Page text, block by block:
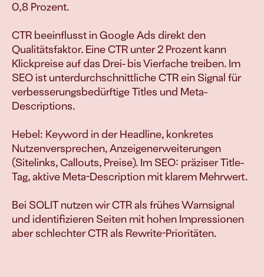
generieren
E-Commerce
Mehr Produkt
Join
Experts
0,8 Prozent.
CTR beeinflusst in Google Ads direkt den
Qualitätsfaktor. Eine CTR unter 2 Prozent kann
Klickpreise auf das Drei- bis Vierfache treiben. Im
SEO ist unterdurchschnittliche CTR ein Signal für
verbesserungsbedürftige Titles und Meta-
Descriptions.
Hebel: Keyword in der Headline, konkretes
Nutzenversprechen, Anzeigenerweiterungen
(Sitelinks, Callouts, Preise). Im SEO: präziser Title-
Tag, aktive Meta-Description mit klarem Mehrwert.
Bei SOLIT nutzen wir CTR als frühes Warnsignal
und identifizieren Seiten mit hohen Impressionen
aber schlechter CTR als Rewrite-Prioritäten.